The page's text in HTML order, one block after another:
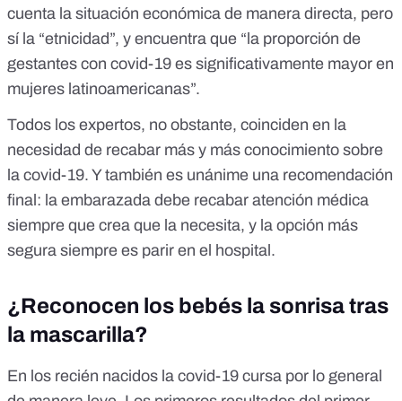
cuenta la situación económica de manera directa, pero
sí la “etnicidad”, y encuentra que “la proporción de
gestantes con covid-19 es significativamente mayor en
mujeres latinoamericanas”.
Todos los expertos, no obstante, coinciden en la
necesidad de recabar más y más conocimiento sobre
la covid-19. Y también es unánime una recomendación
final: la embarazada debe recabar atención médica
siempre que crea que la necesita, y la opción más
segura siempre es parir en el hospital.
¿Reconocen los bebés la sonrisa tras
la mascarilla?
En los recién nacidos la covid-19 cursa por lo general